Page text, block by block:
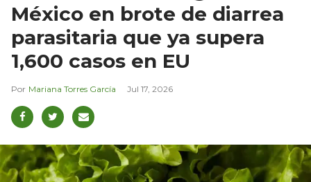
México en brote de diarrea
parasitaria que ya supera
1,600 casos en EU
Mariana Torres García Jul 17, 2026